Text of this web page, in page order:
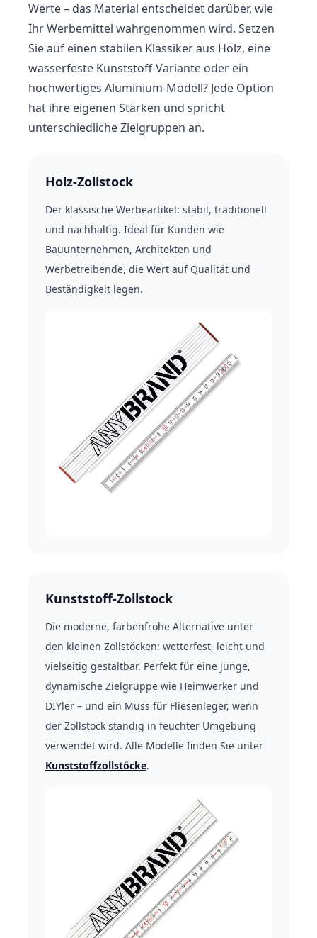
Werte – das Material entscheidet darüber, wie
Ihr Werbemittel wahrgenommen wird. Setzen
Sie auf einen stabilen Klassiker aus Holz, eine
wasserfeste Kunststoff-Variante oder ein
hochwertiges Aluminium-Modell? Jede Option
hat ihre eigenen Stärken und spricht
unterschiedliche Zielgruppen an.
Holz-Zollstock
Der klassische Werbeartikel: stabil, traditionell
und nachhaltig. Ideal für Kunden wie
Bauunternehmen, Architekten und
Werbetreibende, die Wert auf Qualität und
Beständigkeit legen.
Kunststoff-Zollstock
Die moderne, farbenfrohe Alternative unter
den kleinen Zollstöcken: wetterfest, leicht und
vielseitig gestaltbar. Perfekt für eine junge,
dynamische Zielgruppe wie Heimwerker und
DIYler – und ein Muss für Fliesenleger, wenn
der Zollstock ständig in feuchter Umgebung
verwendet wird. Alle Modelle finden Sie unter
Kunststoffzollstöcke.